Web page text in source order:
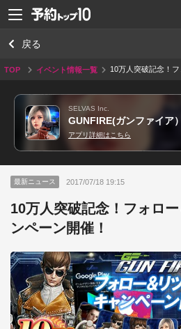
戻る
TOP イベント情報一覧
10万人突破記念！
SELVAS Inc.
アプリ詳細はこちら
最新ニュース 2017/07/18 19:15
10万人突破記念！フォロ
ンペーン開催！